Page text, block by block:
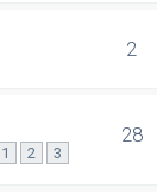
2
1 2 3
28